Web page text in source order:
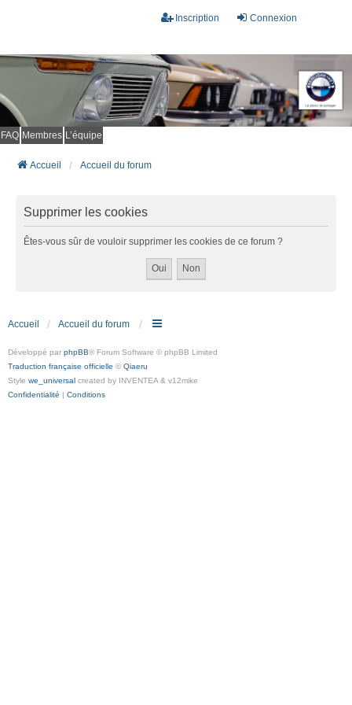
Connexion
Inscription
FAQ Membres L’équipe
Accueil Accueil du forum
Supprimer les cookies
Êtes-vous sûr de vouloir supprimer les cookies de ce forum ?
Accueil Accueil du forum
Développé par phpBB® Forum Software © phpBB Limited
Traduction française officielle © Qiaeru
Style we_universal created by INVENTEA & v12mike
Confidentialité | Conditions